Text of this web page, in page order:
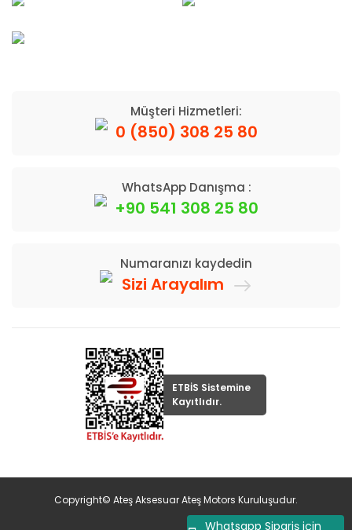
Whatsapp Sipariş için
Müşteri Hizmetleri:
0 (850) 308 25 80
WhatsApp Danışma :
+90 541 308 25 80
Numaranızı kaydedin
Sizi Arayalım
ETBİS Sistemine
Kayıtlıdır.
Copyright© Ateş Aksesuar Ateş Motors Kuruluşudur.